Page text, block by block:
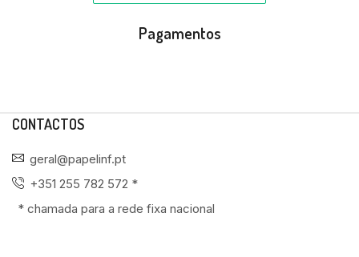
Pagamentos
CONTACTOS
geral@papelinf.pt
+351 255 782 572 *
* chamada para a rede fixa nacional